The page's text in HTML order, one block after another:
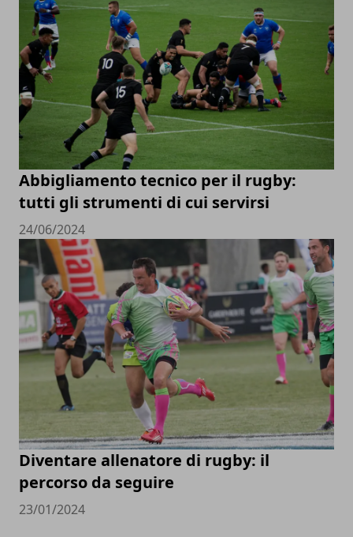
Abbigliamento tecnico per il rugby:
tutti gli strumenti di cui servirsi
24/06/2024
Diventare allenatore di rugby: il
percorso da seguire
23/01/2024